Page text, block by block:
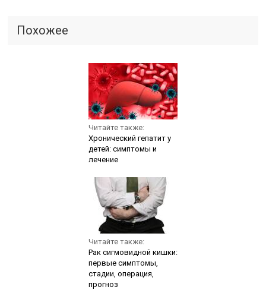
Похожее
Читайте также:
Хронический гепатит у
детей: симптомы и
лечение
Читайте также:
Рак сигмовидной кишки:
первые симптомы,
стадии, операция,
прогноз